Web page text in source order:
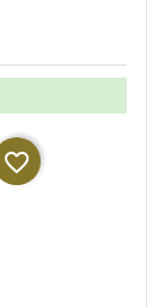
favorite_border